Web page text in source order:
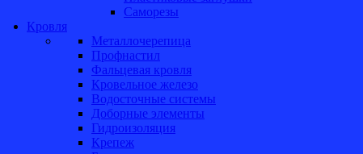
Саморезы
Кровля
Металлочерепица
Профнастил
Фальцевая кровля
Кровельное железо
Водосточные системы
Доборные элементы
Гидроизоляция
Крепеж